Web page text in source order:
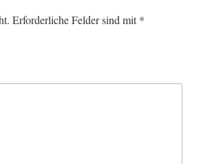
Erforderliche Felder sind mit*